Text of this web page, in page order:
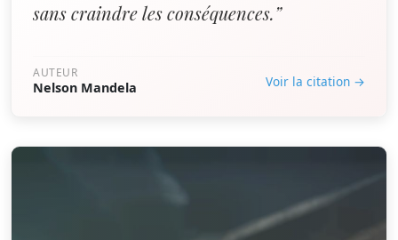
sans craindre les conséquences.”
AUTEUR
Nelson Mandela Voir la citation →